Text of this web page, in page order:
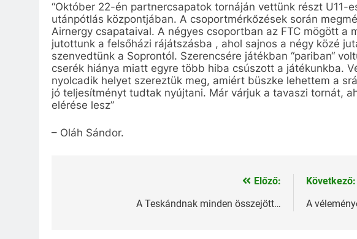
“Október 22-én partnercsapatok tornáján vettünk részt U11-
utánpótlás központjában. A csoportmérkőzések során
Airnergy csapataival. A négyes csoportban az FTC mögött a
jutottunk a felsőházi rájátszásba , ahol sajnos a négy közé
szenvedtünk a Soprontól. Szerencsére játékban “pariban“
cserék hiánya miatt egyre több hiba csúszott a játékunkba.
nyolcadik helyet szereztük meg, amiért büszke lehettem a
jó teljesítményt tudtak nyújtani. Már várjuk a tavaszi tornát,
elérése lesz”
– Oláh Sándor.
Előző:
A Teskándnak minden összejött…
Következő:
A